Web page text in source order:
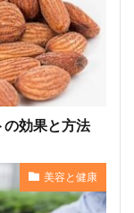
の効果と方法
美容と健康